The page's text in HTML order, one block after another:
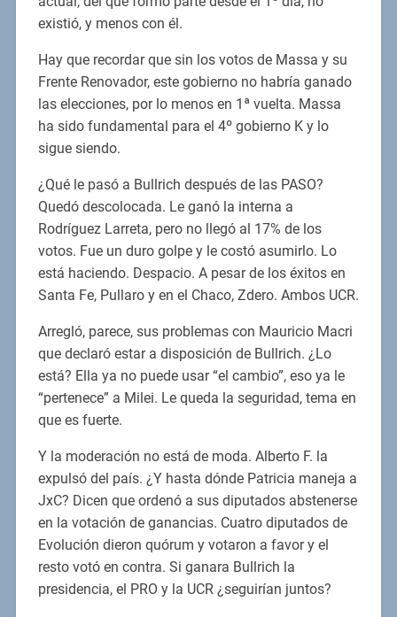
existió, y menos con él.
Hay que recordar que sin los votos de Massa y su
Frente Renovador, este gobierno no habría ganado
las elecciones, por lo menos en 1ª vuelta. Massa
ha sido fundamental para el 4º gobierno K y lo
sigue siendo.
¿Qué le pasó a Bullrich después de las PASO?
Quedó descolocada. Le ganó la interna a
Rodríguez Larreta, pero no llegó al 17% de los
votos. Fue un duro golpe y le costó asumirlo. Lo
está haciendo. Despacio. A pesar de los éxitos en
Santa Fe, Pullaro y en el Chaco, Zdero. Ambos UCR.
Arregló, parece, sus problemas con Mauricio Macri
que declaró estar a disposición de Bullrich. ¿Lo
está? Ella ya no puede usar “el cambio”, eso ya le
“pertenece” a Milei. Le queda la seguridad, tema en
que es fuerte.
Y la moderación no está de moda. Alberto F. la
expulsó del país. ¿Y hasta dónde Patricia maneja a
JxC? Dicen que ordenó a sus diputados abstenerse
en la votación de ganancias. Cuatro diputados de
Evolución dieron quórum y votaron a favor y el
resto votó en contra. Si ganara Bullrich la
presidencia, el PRO y la UCR ¿seguirían juntos?